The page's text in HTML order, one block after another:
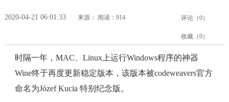
2020-04-21 06:01:33 来源： 阅读：914 评论（0）
收藏（0）
时隔一年，MAC、Linux上运行Windows程序的神器
Wine终于再度更新稳定版本，该版本被codeweavers官方
命名为Józef Kucia 特别纪念版。